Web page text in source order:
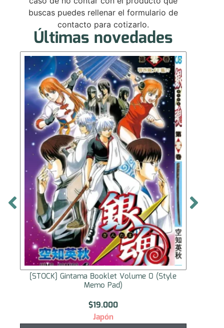
buscas puedes rellenar el formulario de
contacto para cotizarlo.
Últimas novedades
[STOCK] Gintama: Yoshiwara in Flames Booklet
Enjo Volume
$16.000
Japón